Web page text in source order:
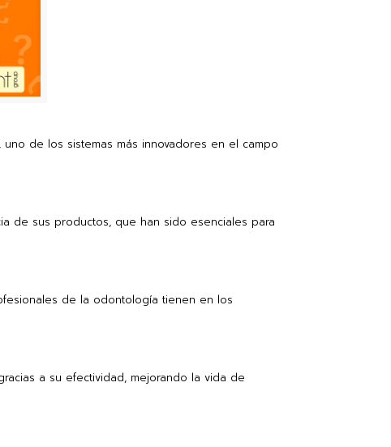
, uno de los sistemas más innovadores en el campo
de sus productos, que han sido esenciales para
de la odontología tienen en los
a su efectividad, mejorando la vida de